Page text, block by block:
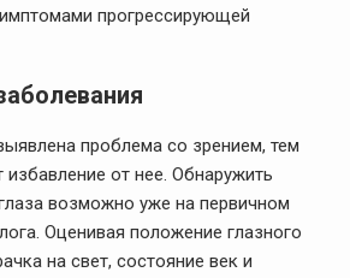
прогрессирующей
проблема со зрением, тем
от нее. Обнаружить
возможно уже на первичном
Оценивая положение глазного
на свет, состояние век и